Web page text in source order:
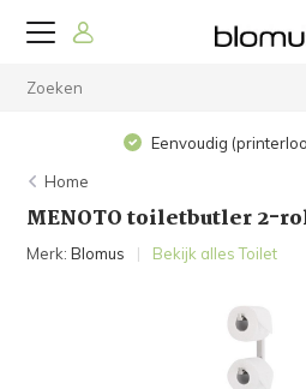
Eenvoudig
Home
MENOTO toiletbutler 2-
Merk:Blomus Bekijk alles Toilet